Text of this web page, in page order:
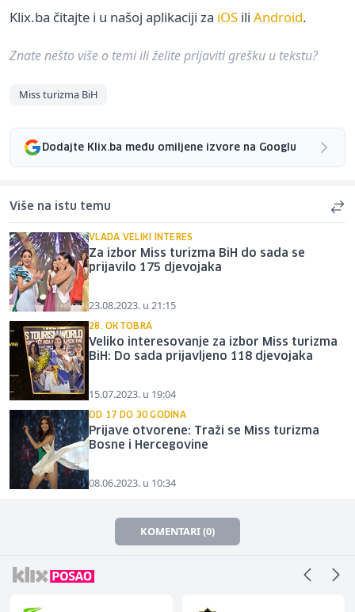
Klix.ba čitajte i u našoj aplikaciji za iOS ili Android.
Znate nešto više o temi ili želite prijaviti grešku u tekstu?
Miss turizma BiH
Dodajte Klix.ba među omiljene izvore na Googlu
Više na istu temu
VLADA VELIKI INTERES
Za izbor Miss turizma BiH do sada se
prijavilo 175 djevojaka
23.08.2023. u 21:15
28. OKTOBRA
Veliko interesovanje za izbor Miss turizma
BiH: Do sada prijavljeno 118 djevojaka
15.07.2023. u 19:04
OD 17 DO 30 GODINA
Prijave otvorene: Traži se Miss turizma
Bosne i Hercegovine
08.06.2023. u 10:34
KOMENTARI (0)